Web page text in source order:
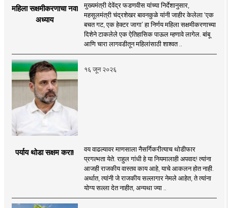
महिला सक्षमीकरणाचा नवा
अध्याय
मुख्यमंत्री देवेंद्र फडणवीस यांच्या निर्देशानुसार,
महसूलमंत्री चंद्रशेखर बावनकुळे यांनी जाहीर केलेला ‘एक
बचत गट, एक हेक्टर जागा’ हा निर्णय महिला सक्षमीकरणाच्या
दिशेने टाकलेले एक ऐतिहासिक पाऊल म्हणावे लागेल. बांबू
आणि चारा लागवडीतून महिलांसाठी शाश्वत ..
१६ जून २०२६
पर्याय थोडा सक्षम करा!
वय वाढल्यावर माणसाला नैसर्गिकरीत्याच थोडीफार
प्रगल्भता येते. राहुल गांधी हे या नियमालाही अपवाद! त्यांना
आजही राजकीय वास्तव काय आहे, याचे आकलन होत नाही.
अर्थात, त्यांनी जे राजकीय सल्लागार नेमले आहेत, ते त्यांना
योग्य सल्ला देत नाहीत, अन्यथा ज्या ..